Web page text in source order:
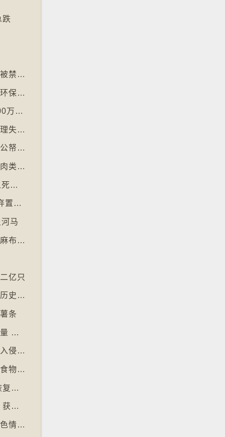
跌
【十万八千里】美加边境跨国图书馆美国正门被禁另开「加拿大」门
【十万八千里】德国巴伐利亚州以地区货币作环保金融工具
【十万八千里】印度以新电脑系统改卷致逾200万考生成绩或有出错
【十万八千里】纽约科技公司研究人工智能代理失控情况
【十万八千里】瑞典提出「从萤幕回归书本」公帑购买实体书
【十万八千里】阿姆斯特丹禁止公共空间展示肉类和化石燃料广告已促进碳中和
【十万八千里】联合国报告指出每年有84万人死于工作情况欠佳
【十万八千里】每年逾3万吨进口旧衣物 遭弃置于智利北部沙漠
马
【十万八千里】北爱尔兰复兴曾闻名于世的亚麻布产业
亿只
【十万八千里】英伦银行发新钞拟用动物取代历史人物
条
【十万八千里】美国研究发明智慧内裤监测屁量 以助改善消化系统
【十万八千里】研究发现玩俄罗斯方块能舒缓入侵性创伤后遗症
【十万八千里】意大利神秘美食组织保护传统食物、烹饪方法和菜肴
【十万八千里】愈多酒店浴室没门 掀民间「恢复浴室门」倡议运动
【十万八千里】奥地利一母牛使用长柄刷抓痒 获科学家确定懂得使用工具
【十万八千里】印尼及马来西亚禁用被拍生成色情影像的人工智能平台Grok